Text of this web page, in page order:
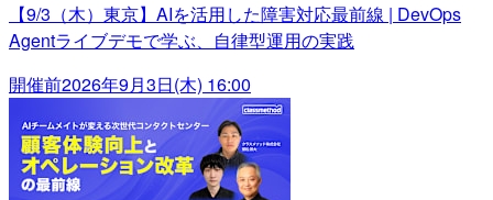
【9/3（木）東京】AIを活用した障害対応最前線 | DevOps
Agentライブデモで学ぶ、自律型運用の実践
開催前2026年9月3日(木) 16:00